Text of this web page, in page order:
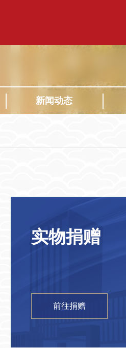
新闻动态
实物捐赠
前往捐赠